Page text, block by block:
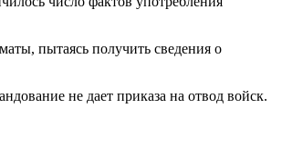
пытаясь получить сведения о
не дает приказа на отвод войск.